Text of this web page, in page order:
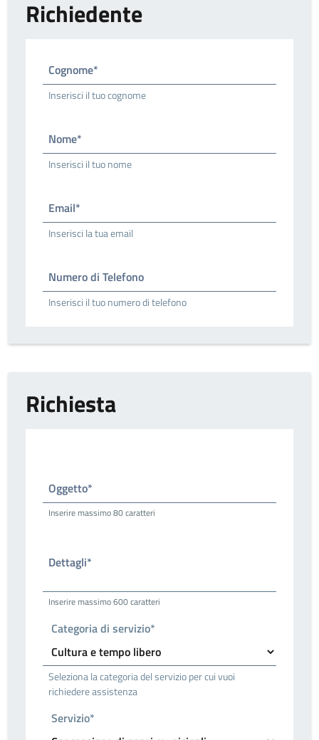
Richiedente
Cognome*
Inserisci il tuo cognome
Nome*
Inserisci il tuo nome
Email*
Inserisci la tua email
Numero di Telefono
Inserisci il tuo numero di telefono
Richiesta
Oggetto*
Inserire massimo 80 caratteri
Dettagli*
Inserire massimo 600 caratteri
Categoria di servizio*
Seleziona la categoria del servizio per cui vuoi
richiedere assistenza
Servizio*